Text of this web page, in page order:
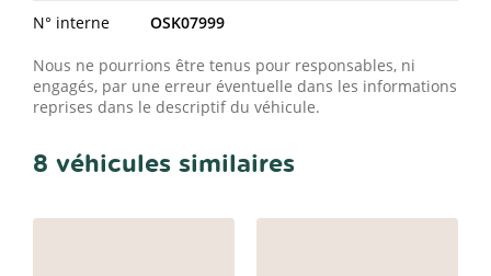
N° interne OSK07999
Nous ne pourrions être tenus pour responsables, ni
engagés, par une erreur éventuelle dans les informations
reprises dans le descriptif du véhicule.
8 véhicules similaires